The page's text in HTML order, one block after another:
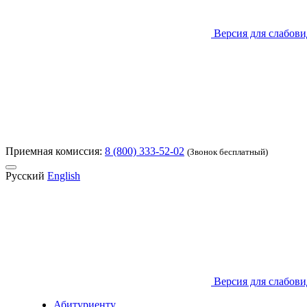
Версия для
Приемная комиссия: 8 (800) 333-52-02 (Звонок бесплатный)
Русский English
Версия для
Абитуриенту